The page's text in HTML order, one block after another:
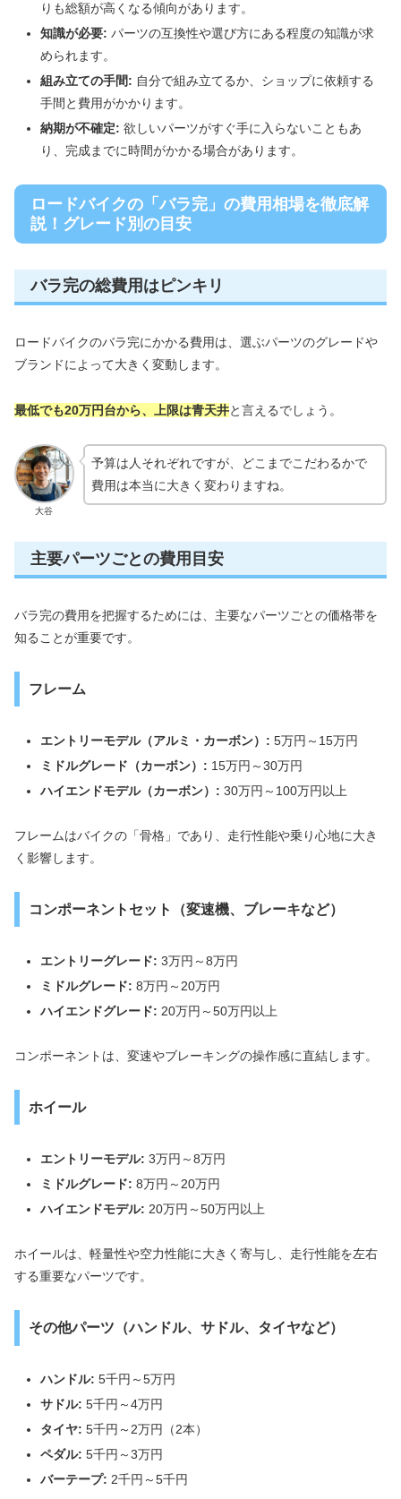
りも総額が高くなる傾向があります。
知識が必要: パーツの互換性や選び方にある程度の知識が求
められます。
組み立ての手間: 自分で組み立てるか、ショップに依頼する
手間と費用がかかります。
納期が不確定: 欲しいパーツがすぐ手に入らないこともあ
り、完成までに時間がかかる場合があります。
ロードバイクの「バラ完」の費用相場を徹底解
説！グレード別の目安
バラ完の総費用はピンキリ
ロードバイクのバラ完にかかる費用は、選ぶパーツのグレードや
ブランドによって大きく変動します。
最低でも20万円台から、上限は青天井と言えるでしょう。
大谷
予算は人それぞれですが、どこまでこだわるかで
費用は本当に大きく変わりますね。
主要パーツごとの費用目安
バラ完の費用を把握するためには、主要なパーツごとの価格帯を
知ることが重要です。
フレーム
エントリーモデル（アルミ・カーボン）: 5万円～15万円
ミドルグレード（カーボン）: 15万円～30万円
ハイエンドモデル（カーボン）: 30万円～100万円以上
フレームはバイクの「骨格」であり、走行性能や乗り心地に大き
く影響します。
コンポーネントセット（変速機、ブレーキなど）
エントリーグレード: 3万円～8万円
ミドルグレード: 8万円～20万円
ハイエンドグレード: 20万円～50万円以上
コンポーネントは、変速やブレーキングの操作感に直結します。
ホイール
エントリーモデル: 3万円～8万円
ミドルグレード: 8万円～20万円
ハイエンドモデル: 20万円～50万円以上
ホイールは、軽量性や空力性能に大きく寄与し、走行性能を左右
する重要なパーツです。
その他パーツ（ハンドル、サドル、タイヤなど）
ハンドル: 5千円～5万円
サドル: 5千円～4万円
タイヤ: 5千円～2万円（2本）
ペダル: 5千円～3万円
バーテープ: 2千円～5千円